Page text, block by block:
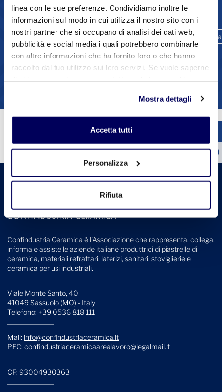
linea con le sue preferenze. Condividiamo inoltre le
informazioni sul modo in cui utilizza il nostro sito con i
nostri partner che si occupano di analisi dei dati web,
pubblicità e social media i quali potrebbero combinarle
con altre informazioni che ha fornito loro o che hanno
raccolto dal tuo utilizzo sui loro servizi. Se vuole saperne
sul tasto "Accetta tutti". Se non vuole i cookie di
profilazione può negare il consenso sul tasto "Rifiuta".
Mostra dettagli
Accetta tutti
Personalizza
Rifiuta
Comunicazione
Ambiente e sostenibilità Promozione
1 2 3 4
Confindustria Ceramica è l'Associazione che rappresenta, collega,
informa e assiste le aziende italiane produttrici di piastrelle di
ceramica, materiali refrattari, laterizi, sanitari, stoviglierie e
ceramica per usi industriali.
Viale Monte Santo, 40
41049 Sassuolo (MO) - Italy
Telefono: +39 0536 818 111
Mail: info@confindustriaceramica.it
PEC: confindustriaceramicaarealavoro@legalmail.it
CF: 93004930363